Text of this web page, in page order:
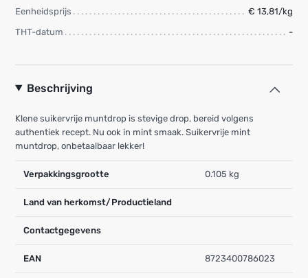
Eenheidsprijs
€ 13,81/kg
THT-datum
-
Beschrijving
Klene suikervrije muntdrop is stevige drop, bereid volgens
authentiek recept. Nu ook in mint smaak. Suikervrije mint
muntdrop, onbetaalbaar lekker!
Verpakkingsgrootte 0.105 kg
Land van herkomst/Productieland
Contactgegevens
EAN 8723400786023